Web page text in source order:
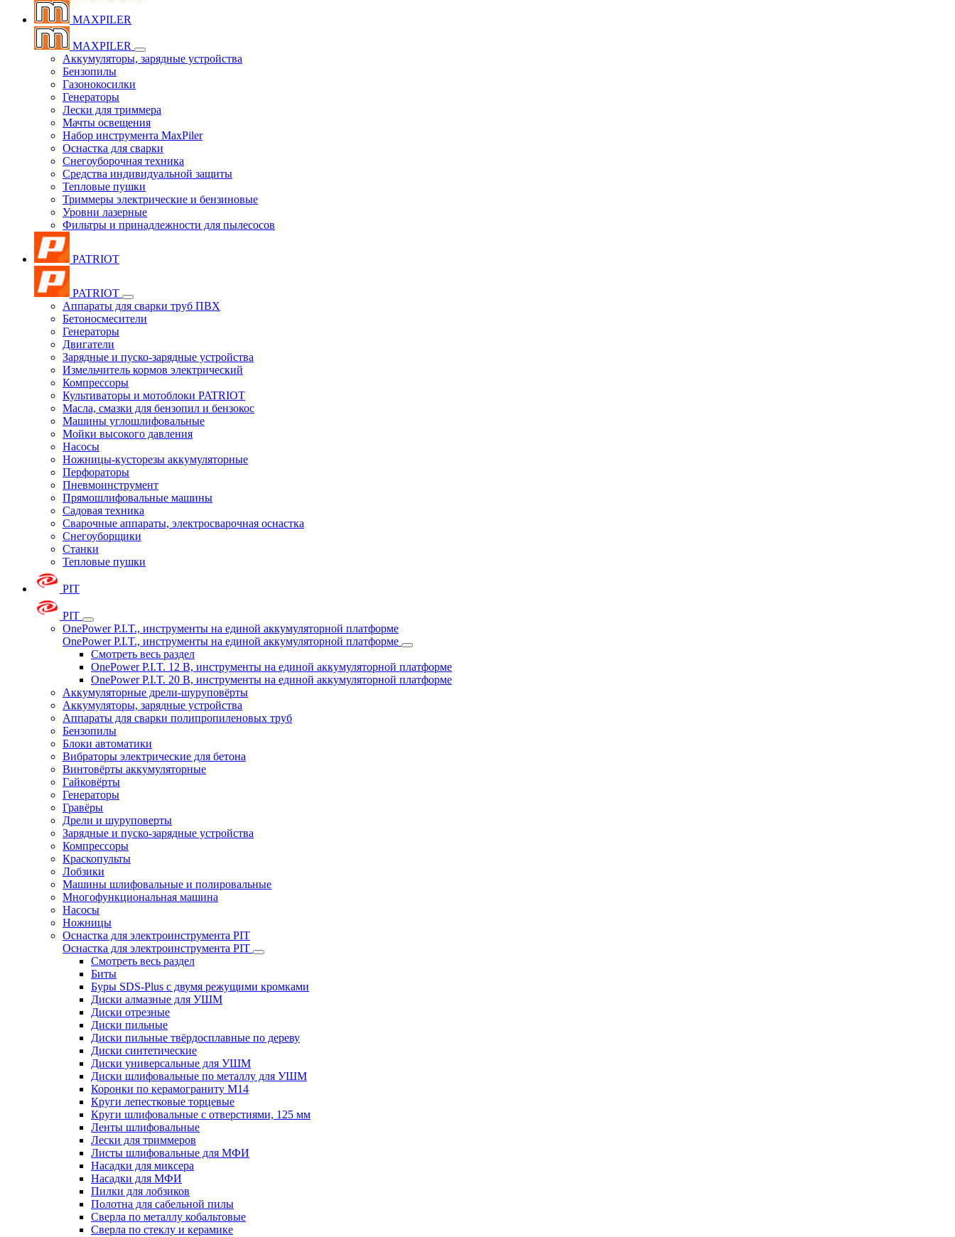
MAXPILER
MAXPILER
Аккумуляторы, зарядные устройства
Бензопилы
Газонокосилки
Генераторы
Лески для триммера
Мачты освещения
Набор инструмента MaxPiler
Оснастка для сварки
Снегоуборочная техника
Средства индивидуальной защиты
Тепловые пушки
Триммеры электрические и бензиновые
Уровни лазерные
Фильтры и принадлежности для пылесосов
PATRIOT
PATRIOT
Аппараты для сварки труб ПВХ
Бетоносмесители
Генераторы
Двигатели
Зарядные и пуско-зарядные устройства
Измельчитель кормов электрический
Компрессоры
Культиваторы и мотоблоки PATRIOT
Масла, смазки для бензопил и бензокос
Машины углошлифовальные
Мойки высокого давления
Насосы
Ножницы-кусторезы аккумуляторные
Перфораторы
Пневмоинструмент
Прямошлифовальные машины
Садовая техника
Сварочные аппараты, электросварочная оснастка
Снегоуборщики
Станки
Тепловые пушки
PIT
PIT
OnePower P.I.T., инструменты на единой аккумуляторной платформе
OnePower P.I.T., инструменты на единой аккумуляторной платформе
Смотреть весь раздел
OnePower P.I.T. 12 В, инструменты на единой аккумуляторной платформе
OnePower P.I.T. 20 В, инструменты на единой аккумуляторной платформе
Аккумуляторные дрели-шуруповёрты
Аккумуляторы, зарядные устройства
Аппараты для сварки полипропиленовых труб
Бензопилы
Блоки автоматики
Вибраторы электрические для бетона
Винтовёрты аккумуляторные
Гайковёрты
Генераторы
Гравёры
Дрели и шуруповерты
Зарядные и пуско-зарядные устройства
Компрессоры
Краскопульты
Лобзики
Машины шлифовальные и полировальные
Многофункциональная машина
Насосы
Ножницы
Оснастка для электроинструмента PIT
Оснастка для электроинструмента PIT
Смотреть весь раздел
Биты
Буры SDS-Plus c двумя режущими кромками
Диски алмазные для УШМ
Диски отрезные
Диски пильные
Диски пильные твёрдосплавные по дереву
Диски синтетические
Диски универсальные для УШМ
Диски шлифовальные по металлу для УШМ
Коронки по керамограниту M14
Круги лепестковые торцевые
Круги шлифовальные с отверстиями, 125 мм
Ленты шлифовальные
Лески для триммеров
Листы шлифовальные для МФИ
Насадки для миксера
Насадки для МФИ
Пилки для лобзиков
Полотна для сабельной пилы
Сверла по металлу кобальтовые
Сверла по стеклу и керамике